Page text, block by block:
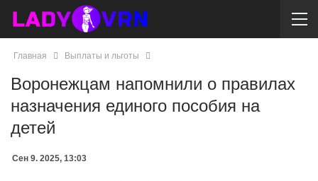
Главная Выплаты и льготы
Воронежцам напомнили о правилах
назначения единого пособия на
детей
Сен 9. 2025, 13:03